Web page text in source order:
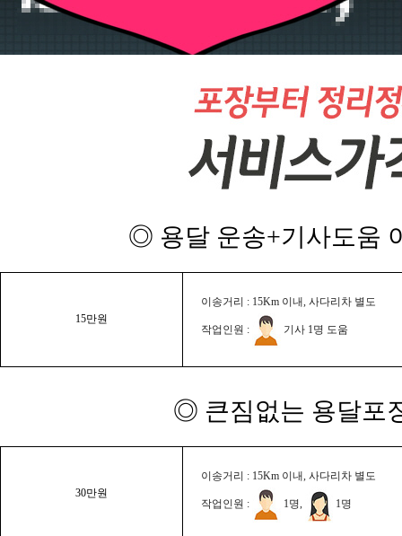
◎ 용달 운송+기사도움
15만원
이송거리 : 15Km 이내, 사다리차 별도
작업인원 : 기사 1명 도움
◎ 큰짐없는 용달포
30만원
이송거리 : 15Km 이내, 사다리차 별도
작업인원 : 1명, 1명